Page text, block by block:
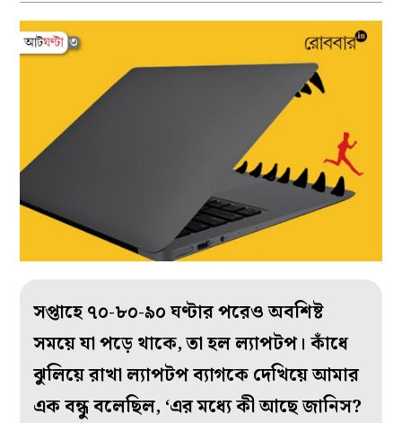
সপ্তাহে ৭০-৮০-৯০ ঘণ্টার পরেও অবশিষ্ট
সময়ে যা পড়ে থাকে, তা হল ল্যাপটপ। কাঁধে
ঝুলিয়ে রাখা ল্যাপটপ ব্যাগকে দেখিয়ে আমার
এক বন্ধু বলেছিল, ‘এর মধ্যে কী আছে জানিস?